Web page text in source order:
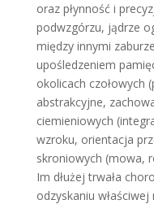
oraz płynność i
podwzgórzu, jądrze
między innymi
upośledzeniem
okolicach czołowych
abstrakcyjne,
ciemieniowych
wzroku, orientacja
skroniowych (mowa,
Im dłużej trwała
odzyskaniu